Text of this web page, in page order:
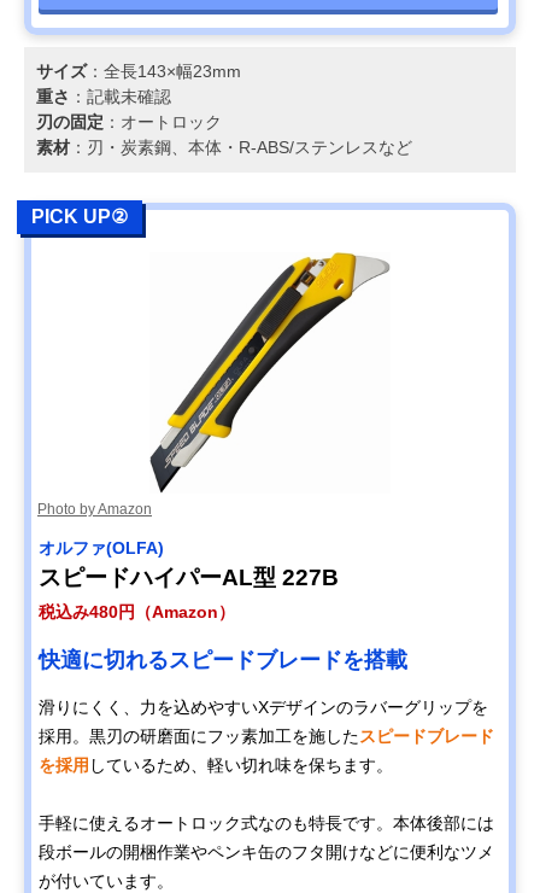
サイズ：全長143×幅23mm
重さ ：記載未確認
刃の固定 ：オートロック
素材 ：刃・炭素鋼、本体・R-ABS/ステンレスなど
PICK UP②
Photo by Amazon
オルファ(OLFA)
スピードハイパーAL型 227B
税込み480円（Amazon）
快適に切れるスピードブレードを搭載
滑りにくく、力を込めやすいXデザインのラバーグリップを
採用。黒刃の研磨面にフッ素加工を施したスピードブレード
を採用 しているため、軽い切れ味を保ちます。
手軽に使えるオートロック式なのも特長です。本体後部には
段ボールの開梱作業やペンキ缶のフタ開けなどに便利なツメ
が付いています。